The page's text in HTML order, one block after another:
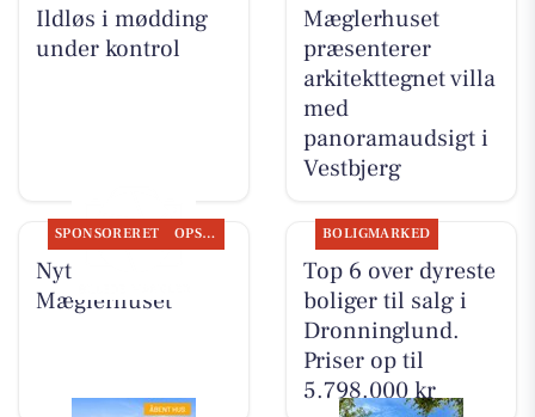
Ildløs i mødding
under kontrol
Mæglerhuset
præsenterer
arkitekttegnet villa
med
panoramaudsigt i
Vestbjerg
SPONSORERET OPSLAGSTAVLEN
Nyt fra
Mæglerhuset
BOLIGMARKED
Top 6 over dyreste
boliger til salg i
Dronninglund.
Priser op til
5.798.000 kr